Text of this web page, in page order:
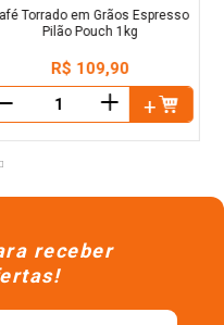
Torrado em Grãos Espresso
Pilão Pouch 1kg
R$ 109,90
＋
receber